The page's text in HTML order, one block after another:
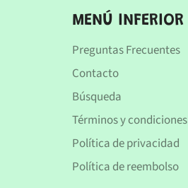
MENÚ INFERIOR
Preguntas Frecuentes
Contacto
Búsqueda
Términos y condiciones
Política de privacidad
Política de reembolso